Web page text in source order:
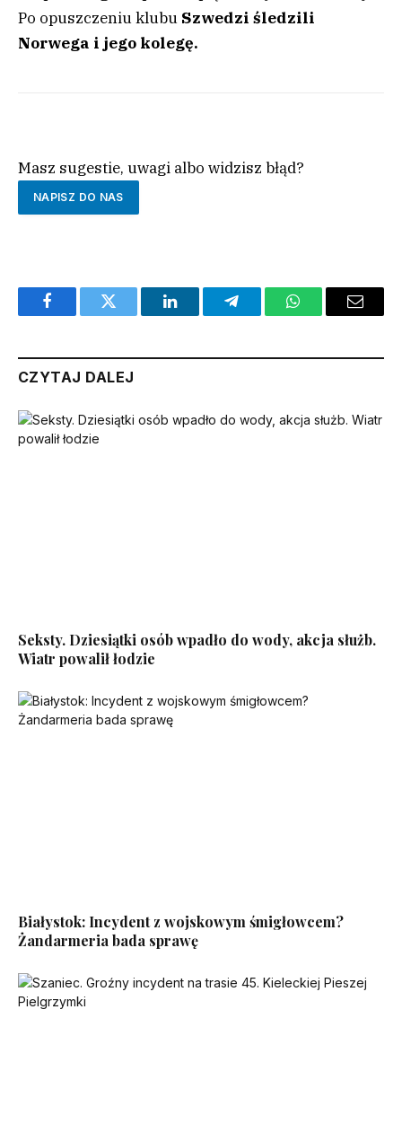
Po opuszczeniu klubu Szwedzi śledzili
Norwega i jego kolegę.
Masz sugestie, uwagi albo widzisz błąd?
NAPISZ DO NAS
FacebookTwitter LinkedInTelegramWhatsAppEmail
CZYTAJ DALEJ
Seksty. Dziesiątki osób wpadło do wody, akcja służb.
Wiatr powalił łodzie
Białystok: Incydent z wojskowym śmigłowcem?
Żandarmeria bada sprawę